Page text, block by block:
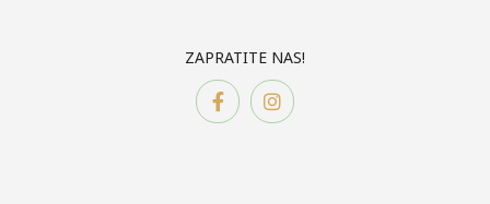
ZAPRATITE NAS!